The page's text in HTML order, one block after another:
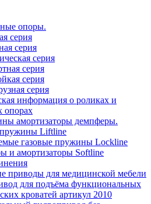
опоры.
серия
серия
серия
серия
серия
серия
информация о роликах и
опорах
амортизаторы демпферы.
Liftline
газовые пружины Lockline
и амортизаторы Softline
приводы для медицинской мебели
для подъёма функциональных
кроватей артикул 2010